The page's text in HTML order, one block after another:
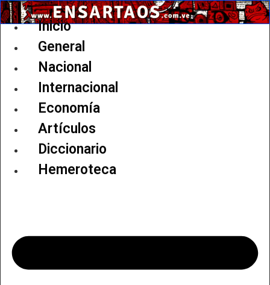
Ir
al
Inicio
General
Nacional
Internacional
Economía
Artículos
Diccionario
Hemeroteca